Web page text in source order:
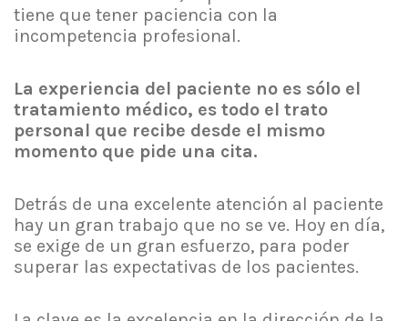
tiene que tener paciencia con la
incompetencia profesional.
La experiencia del paciente no es sólo el
tratamiento médico, es todo el trato
personal que recibe desde el mismo
momento que pide una cita.
Detrás de una excelente atención al paciente
hay un gran trabajo que no se ve. Hoy en día,
se exige de un gran esfuerzo, para poder
superar las expectativas de los pacientes.